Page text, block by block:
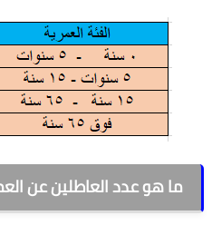
ما هو عدد العاطلين عن